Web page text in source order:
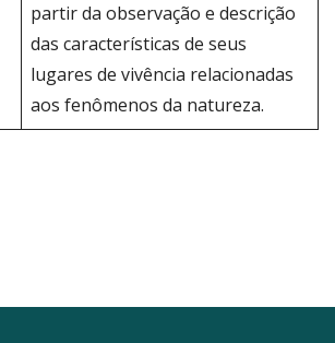
partir da observação e descrição
das características de seus
lugares de vivência relacionadas
aos fenômenos da natureza.